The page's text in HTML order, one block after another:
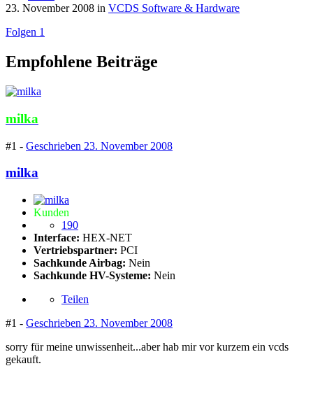
23. November 2008 in VCDS Software & Hardware
Folgen 1
Empfohlene Beiträge
milka
#1 - Geschrieben 23. November 2008
milka
Kunden
190
Interface: HEX-NET
Vertriebspartner: PCI
Sachkunde Airbag: Nein
Sachkunde HV-Systeme: Nein
Teilen
#1 - Geschrieben 23. November 2008
sorry für meine unwissenheit...aber hab mir vor kurzem ein vcds
gekauft.